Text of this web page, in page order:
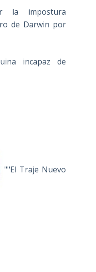
la impostura
de Darwin por
incapaz de
""El Traje Nuevo